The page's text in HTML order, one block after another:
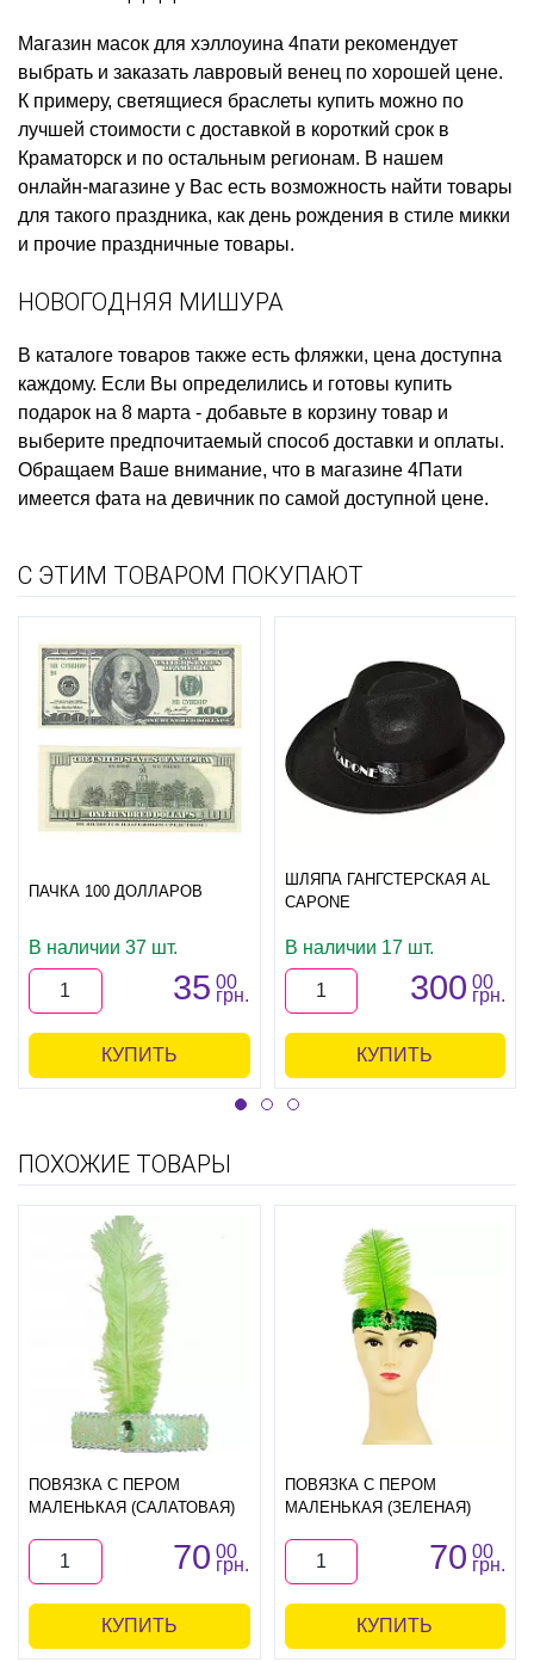
Магазин масок для хэллоуина 4пати рекомендует
выбрать и заказать лавровый венец по хорошей цене.
К примеру, светящиеся браслеты купить можно по
лучшей стоимости с доставкой в короткий срок в
Краматорск и по остальным регионам. В нашем
онлайн-магазине у Вас есть возможность найти товары
для такого праздника, как день рождения в стиле микки
и прочие праздничные товары.
НОВОГОДНЯЯ МИШУРА
В каталоге товаров также есть фляжки, цена доступна
каждому. Если Вы определились и готовы купить
подарок на 8 марта - добавьте в корзину товар и
выберите предпочитаемый способ доставки и оплаты.
Обращаем Ваше внимание, что в магазине 4Пати
имеется фата на девичник по самой доступной цене.
С ЭТИМ ТОВАРОМ ПОКУПАЮТ
ПАЧКА 100 ДОЛЛАРОВ
В наличии 37 шт.
35 00
грн.
КУПИТЬ
ШЛЯПА ГАНГСТЕРСКАЯ AL
CAPONE
В наличии 17 шт.
300 00
грн.
КУПИТЬ
ПОХОЖИЕ ТОВАРЫ
ПОВЯЗКА С ПЕРОМ
МАЛЕНЬКАЯ (САЛАТОВАЯ)
70 00
грн.
КУПИТЬ
ПОВЯЗКА С ПЕРОМ
МАЛЕНЬКАЯ (ЗЕЛЕНАЯ)
70 00
грн.
КУПИТЬ